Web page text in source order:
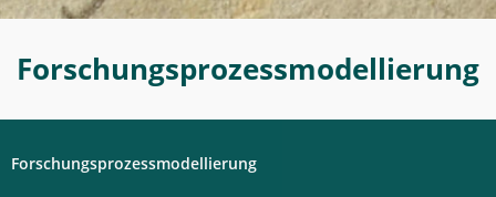
-
Digitales
Labor
Forschungsprozessmodellierung
Forschungsprozessmodellierung